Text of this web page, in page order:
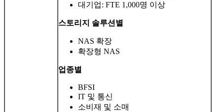
대기업: FTE 1,000명 이상
스토리지 솔루션별
NAS 확장
확장형 NAS
업종별
BFSI
IT 및 통신
소비재 및 소매